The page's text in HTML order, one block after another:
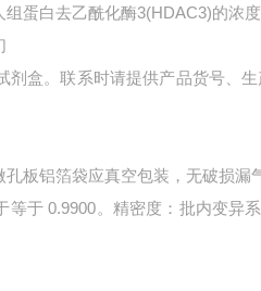
组蛋白去乙酰化酶3(HDAC3)的浓度
盒。联系时请提供产品货号、
板铝箔袋应真空包装，无破损漏
于 0.9900。精密度：批内变异